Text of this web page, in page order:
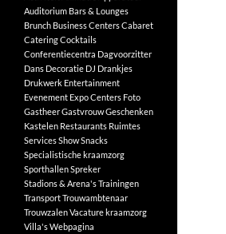
Auditorium Bars & Lounges
Brunch Business CentersCabaret
CateringCocktails
Conferentiecentra Dagvoorzitter
Dans Decoratie DJ Drankjes
Drukwerk Entertainment
Evenement Expo Centers Foto
GastheerGastvrouwGeschenken
Kastelen Restaurants Ruimtes
ServicesShowSnacks
Specialistische kraamzorg
SporthallenSpreker
Stadions & Arena'sTrainingen
TransportTrouwambtenaar
TrouwzalenVacature kraamzorg
Villa'sWebpagina